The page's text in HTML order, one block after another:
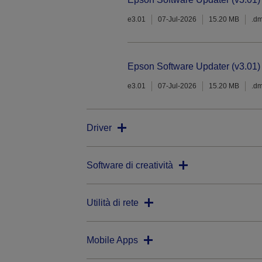
e3.01 07-Jul-2026 15.20 MB
Epson Software Updater (v3.01)
e3.01 07-Jul-2026 15.20 MB
Driver
Software di creatività
Utilità di rete
Mobile Apps